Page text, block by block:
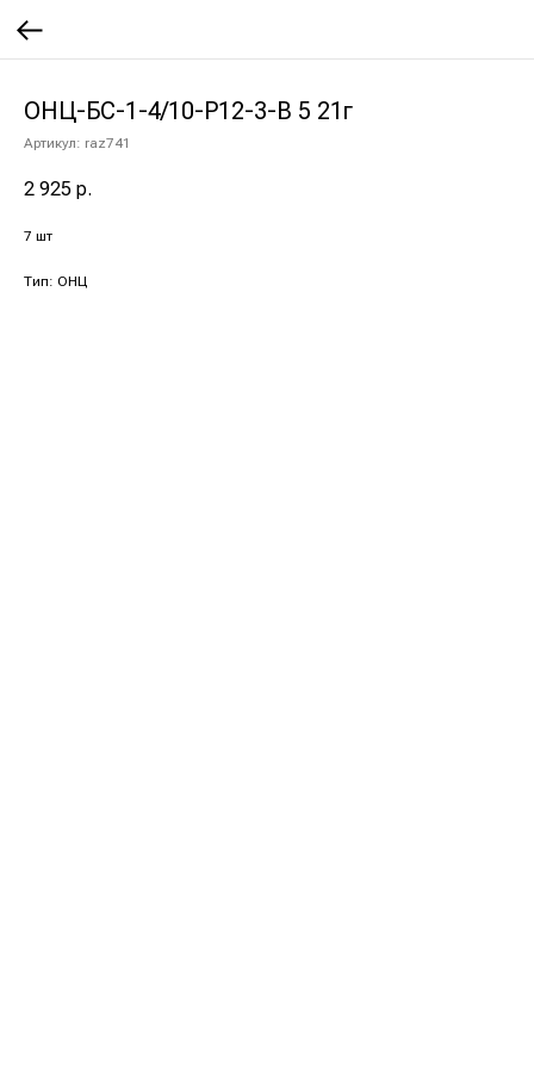
ОНЦ-БС-1-4/10-Р12-3-В 5 21г
Артикул: raz741
2 925 р.
7 шт
Тип: ОНЦ